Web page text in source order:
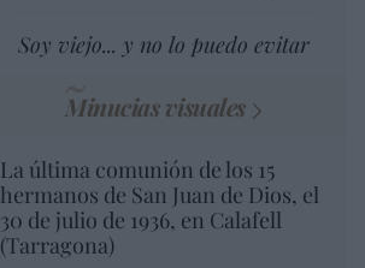
Soy viejo... y no lo puedo evitar
Minucias visuales
La última comunión de los 15
hermanos de San Juan de Dios, el
30 de julio de 1936, en Calafell
(Tarragona)